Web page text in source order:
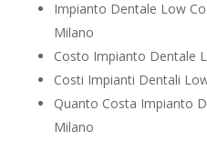
Impianto Dentale Low
Milano
Costo Impianto Dentale
Costi Impianti Dentali
Quanto Costa Impianto
Milano